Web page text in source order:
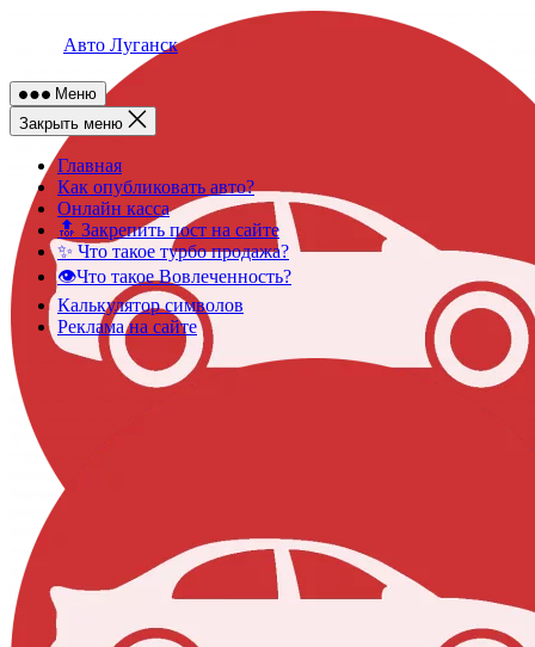
Авто Луганск
Меню
Закрыть меню
Главная
Как опубликовать авто?
Онлайн касса
🔝 Закрепить пост на сайте
✨ Что такое турбо продажа?
👁️Что такое Вовлеченность?
Калькулятор символов
Реклама на сайте